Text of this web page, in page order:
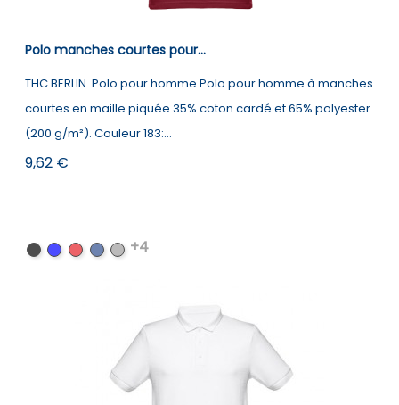
Polo manches courtes pour...
THC BERLIN. Polo pour homme Polo pour homme à manches
courtes en maille piquée 35% coton cardé et 65% polyester
(200 g/m²). Couleur 183:...
Prix
9,62 €
NoirBleuRouge
BleuGris+4